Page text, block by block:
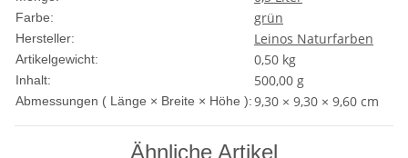
Farbe: grün
Hersteller: Leinos Naturfarben
Artikelgewicht: 0,50 kg
Inhalt: 500,00 g
Abmessungen ( Länge × Breite × Höhe ):9,30 × 9,30 × 9,60 cm
Ähnliche Artikel